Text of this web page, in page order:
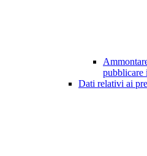
pubblicare
Dati relativi ai